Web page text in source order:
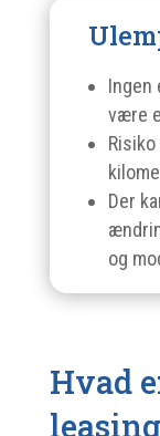
Ingen
være
Der
og
Hvad